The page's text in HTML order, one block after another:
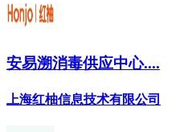
安易溯消毒供应中心....
上海红柚信息技术有限公司